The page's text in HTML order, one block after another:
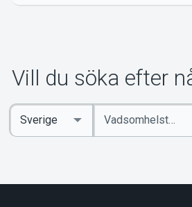
Om
Vill du söka efter
Ange
sökord
Select
Country